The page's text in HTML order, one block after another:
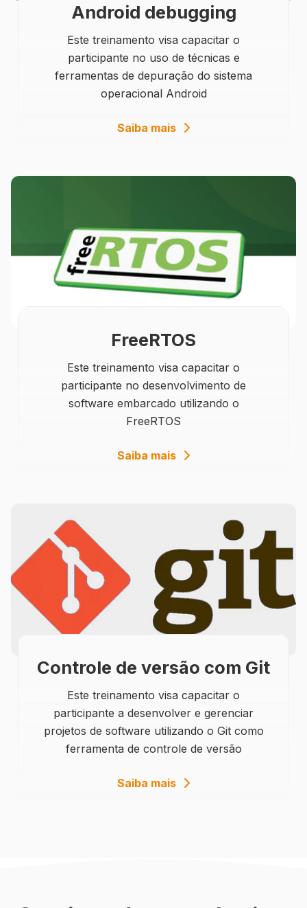
Android debugging
Este treinamento visa capacitar o
participante no uso de técnicas e
ferramentas de depuração do sistema
operacional Android
Saiba mais details
FreeRTOS
Este treinamento visa capacitar o
participante no desenvolvimento de
software embarcado utilizando o
FreeRTOS
Saiba mais details
Controle de versão com Git
Este treinamento visa capacitar o
participante a desenvolver e gerenciar
projetos de software utilizando o Git como
ferramenta de controle de versão
Saiba mais details